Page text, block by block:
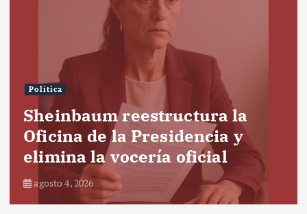
Política
Sheinbaum reestructura la
Oficina de la Presidencia y
elimina la vocería oficial
agosto 4, 2026